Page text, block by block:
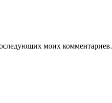
моих комментариев.